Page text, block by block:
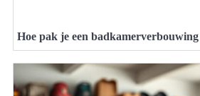
Hoe pak je een badkamerverbouwing